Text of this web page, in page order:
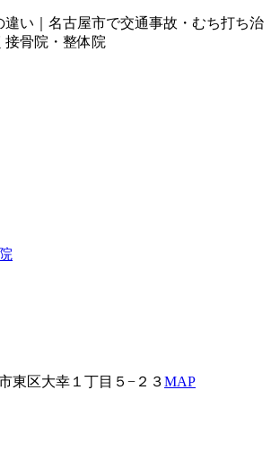
違い｜名古屋市で交通事故・むち打ち治
接骨院・整体院
東区大幸１丁目５−２３MAP